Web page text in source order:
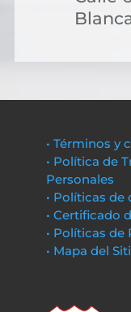
• Términos y
• Política de
Personales
• Políticas
• Certificado
• Políticas de
• Mapa del